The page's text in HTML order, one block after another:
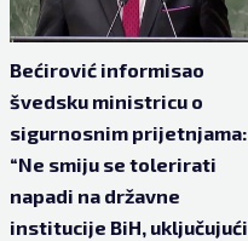
Bećirović informisao
švedsku ministricu o
sigurnosnim prijetnjama:
“Ne smiju se tolerirati
napadi na državne
institucije BiH, uključujući